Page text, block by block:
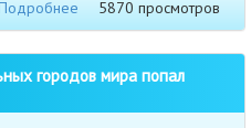
5870 просмотров
городов мира попал